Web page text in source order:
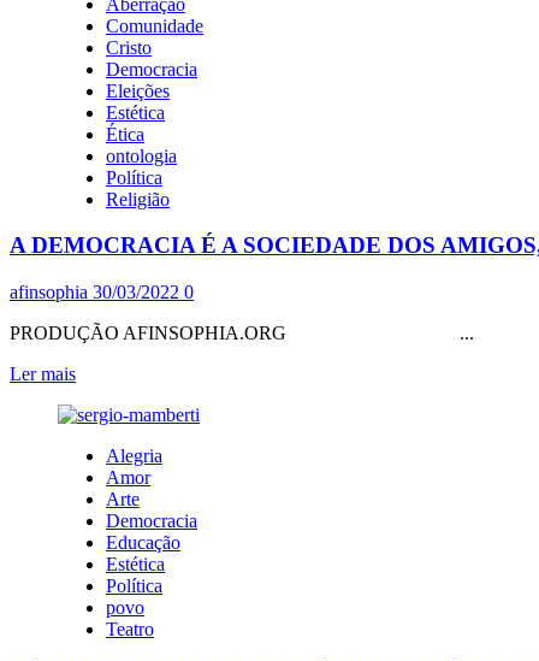
DEPUTADO
ESTADUAL
PELO
PT-
AM
VICTOR
LEANDRO
APRESENTA
SEU
NOVO
LIVRO:
“LER
COM
MARX
INTRODUÇÃO
CRÍTICA
MARXISTA
PARTIR
LUKÁCS”
Comunidade
Cristo
Democracia
Eleições
Estética
Ética
ontologia
Política
Religião
A DEMOCRACIA É A SOCIEDADE DOS
afinsophia 30/03/2022 0
PRODUÇÃO AFINSOPHIA.ORG ...
Ler maisLeia
sobre
DEMOCRACIA
A
SOCIEDADE
DOS
AMIGOS,
CRISTO
A
Alegria
Amor
Arte
Democracia
Educação
Estética
Política
povo
Teatro